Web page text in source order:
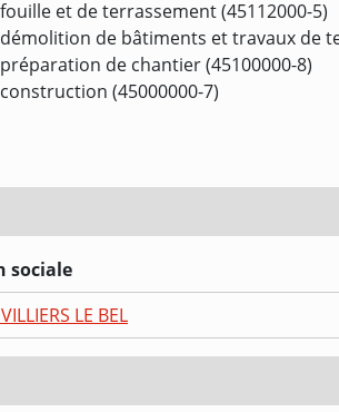
et de terrassement (45112000-5)
de bâtiments et travaux de
de chantier (45100000-8)
(45000000-7)
sociale
LE BEL